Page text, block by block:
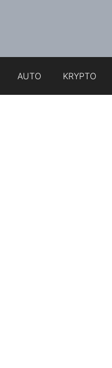
AUTO KRYPTO